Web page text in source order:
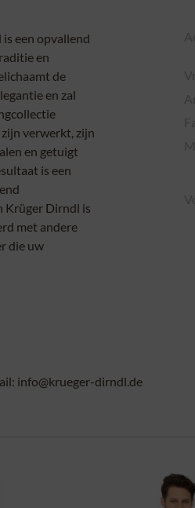
een opvallend
en
de
en zal
verwerkt, zijn
en getuigt
is een
Krüger Dirndl is
met andere
die uw
info@krueger-dirndl.de